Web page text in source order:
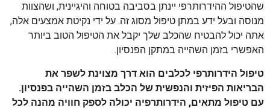
שהטיפול ההידרותרפי יינתן בסביבה בטוחה והיגיינית, ושהצוות
מנוסה ובעל ידע במתן טיפול מסוג זה. על ידי נקיטת אמצעים אלה,
אתה יכול להבטיח שהכלב שלך יקבל את הטיפול הטוב ביותר
האפשרי בזמן השהייה במתקן הפנסיון.
טיפול הידרותרפי לכלבים הוא דרך מצוינת לשפר את
הבריאות הפיזית והנפשית של הכלב בזמן השהייה בפנסיון.
עם טיפול מתאים, הידרותרפיה יכולה לספק חוויה מהנה לכל